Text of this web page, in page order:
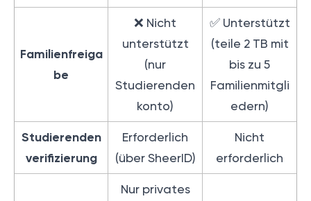
Familienfreiga
be
❌ Nicht
unterstützt
(nur
Studierenden
konto)
✅ Unterstützt
(teile 2 TB mit
bis zu 5
Familienmitgli
edern)
Studierenden
verifizierung
Erforderlich
(über SheerID)
Nicht
erforderlich
Nur privates